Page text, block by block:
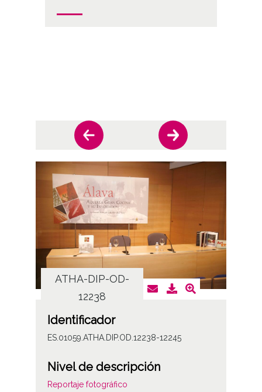
ATHA-DIP-OD-
12238
Identificador
ES.01059.ATHA.DIP.OD.12238-12245
Nivel de descripción
Reportaje fotográfico